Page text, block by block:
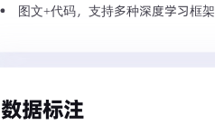
图文+代码，支持多种深度学习框架
数据标注